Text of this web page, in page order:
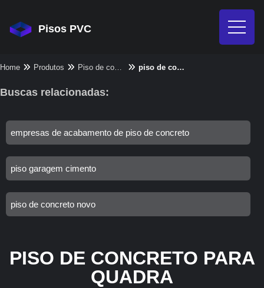
Pisos PVC
Home Produtos Piso de concreto - Categoria piso de concreto para quadra
Buscas relacionadas:
empresas de acabamento de piso de concreto
piso garagem cimento
piso de concreto novo
PISO DE CONCRETO PARA
QUADRA